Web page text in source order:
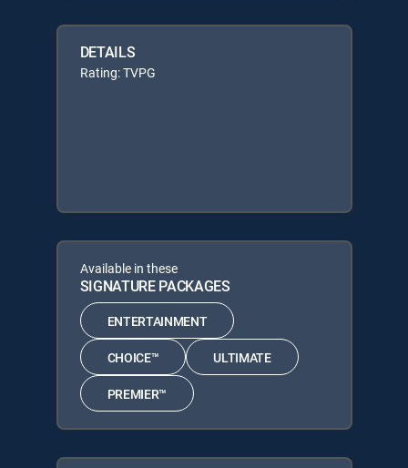
DETAILS
Rating: TVPG
Available in these
SIGNATURE PACKAGES
ENTERTAINMENT
CHOICE™ ULTIMATE
PREMIER™